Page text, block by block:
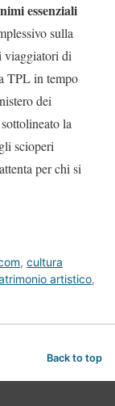
essenziali
sulla
viaggiatori di
TPL in tempo
dei
la
scioperi
per chi si
, cultura
artistico,
Back to top